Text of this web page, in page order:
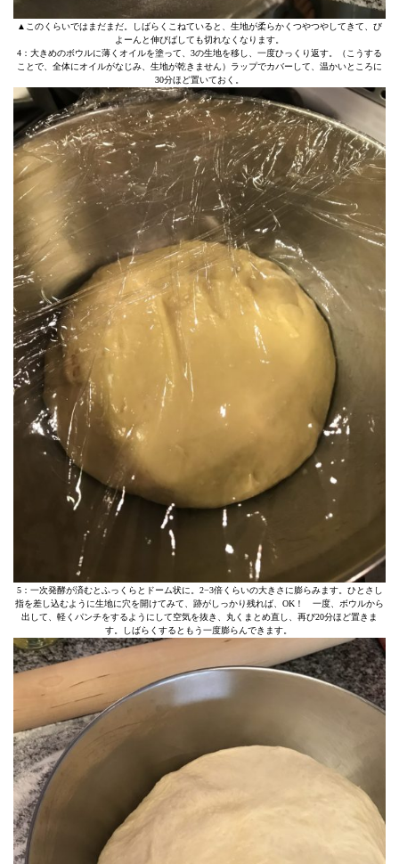
▲このくらいではまだまだ。しばらくこねていると、生地が柔らかくつやつやしてきて、び
よーんと伸びばしても切れなくなります。
4：大きめのボウルに薄くオイルを塗って、3の生地を移し、一度ひっくり返す。（こうする
ことで、全体にオイルがなじみ、生地が乾きません）ラップでカバーして、温かいところに
30分ほど置いておく。
5：一次発酵が済むとふっくらとドーム状に。2−3倍くらいの大きさに膨らみます。ひとさし
指を差し込むように生地に穴を開けてみて、跡がしっかり残れば、OK！ 一度、ボウルから
出して、軽くパンチをするようにして空気を抜き、丸くまとめ直し、再び20分ほど置きま
す。しばらくするともう一度膨らんできます。